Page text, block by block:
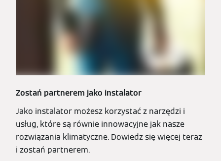
Zostań partnerem jako instalator
Jako instalator możesz korzystać z narzędzi i
usług, które są równie innowacyjne jak nasze
rozwiązania klimatyczne. Dowiedz się więcej teraz
i zostań partnerem.